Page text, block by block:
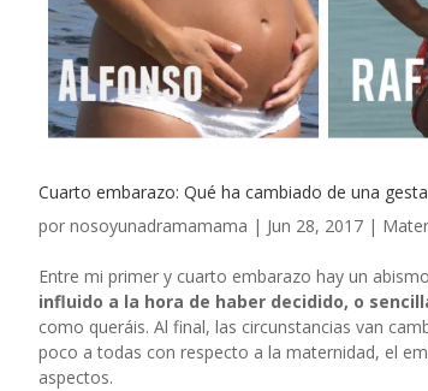
Cuarto embarazo: Qué ha cambiado de una
por nosoyunadramamama | Jun 28, 2017 |
Entre mi primer y cuarto embarazo hay un
influido a la hora de haber decidido, o
como queráis. Al final, las circunstancias van
poco a todas con respecto a la maternidad, el
aspectos.